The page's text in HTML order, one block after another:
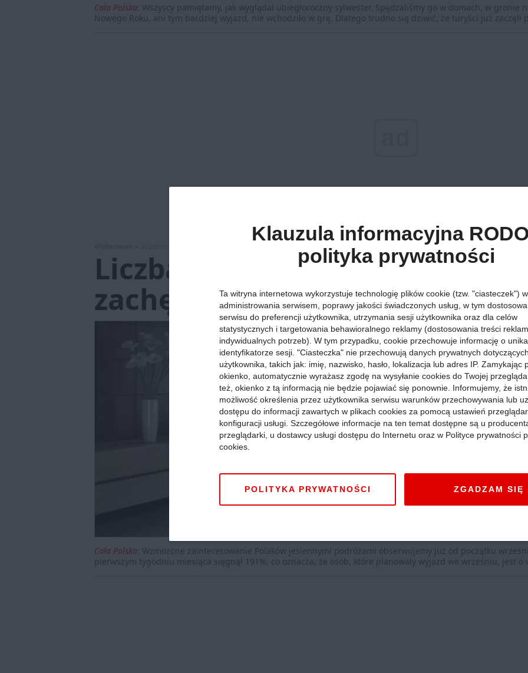
Cała Polska Wszyscy pamiętamy, jak wyglądał ubiegłoroczny sylwester. Spędzaliśmy go w domach, w gronie
Nowego Roku, ani tym bardziej wyjazd, nie wchodziło w grę. Dlatego trudno się dziwić, że turyści już zaczęli
Liczba rezerwacji spada,
zachęcają do podróży
Cała Polska Wzmożone zainteresowanie Polaków jesiennymi podróżami obserwujemy już od początku
pierwszym tygodniu miesiąca sięgnął 191%, co oznacza, że osób, które planowały wyjazd we wrześniu, jest o
Klauzula informacyjna
polityka prywatności
Ta witryna internetowa wykorzystuje technologię plików cookie (tzw. "ciasteczek")
administrowania serwisem, poprawy jakości świadczonych usług, w tym
serwisu do preferencji użytkownika, utrzymania sesji użytkownika oraz dla celów
statystycznych i targetowania behawioralnego reklamy (dostosowania treści
indywidualnych potrzeb). W tym przypadku, cookie przechowuje informację o
identyfikatorze sesji. "Ciasteczka" nie przechowują danych prywatnych dotyczących
użytkownika, takich jak: imię, nazwisko, hasło, lokalizacja lub adres IP. Zamykając
okienko, automatycznie wyrażasz zgodę na wysyłanie cookies do Twojej
też, okienko z tą informacją nie będzie pojawiać się ponownie. Informujemy, że
możliwość określenia przez użytkownika serwisu warunków przechowywania lub
dostępu do informacji zawartych w plikach cookies za pomocą ustawień
konfiguracji usługi. Szczegółowe informacje na ten temat dostępne są u
przeglądarki, u dostawcy usługi dostępu do Internetu oraz w Polityce prywatności
cookies.
POLITYKA PRYWATNOŚCI ZGADZAM SIĘ